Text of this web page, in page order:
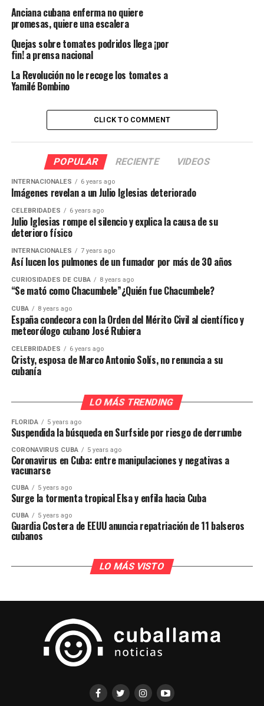
Anciana cubana enferma no quiere
promesas, quiere una escalera
Quejas sobre tomates podridos llega ¡por
fin! a prensa nacional
La Revolución no le recoge los tomates a
Yamilé Bombino
CLICK TO COMMENT
POPULAR RECIENTE VIDEOS
INTERNACIONALES 6 years ago
Imágenes revelan a un Julio Iglesias deteriorado
CELEBRIDADES 6 years ago
Julio Iglesias rompe el silencio y explica la causa de su
deterioro físico
INTERNACIONALES 7 years ago
Así lucen los pulmones de un fumador por más de 30 años
CURIOSIDADES DE CUBA 8 years ago
“Se mató como Chacumbele”¿Quién fue Chacumbele?
CUBA 8 years ago
España condecora con la Orden del Mérito Civil al científico y
meteorólogo cubano José Rubiera
CELEBRIDADES 6 years ago
Cristy, esposa de Marco Antonio Solís, no renuncia a su
cubanía
LO MÁS TRENDING
FLORIDA 5 years ago
Suspendida la búsqueda en Surfside por riesgo de derrumbe
CORONAVIRUS CUBA 5 years ago
Coronavirus en Cuba: entre manipulaciones y negativas a
vacunarse
CUBA 5 years ago
Surge la tormenta tropical Elsa y enfila hacia Cuba
CUBA 5 years ago
Guardia Costera de EEUU anuncia repatriación de 11 balseros
cubanos
LO MÁS VISTO